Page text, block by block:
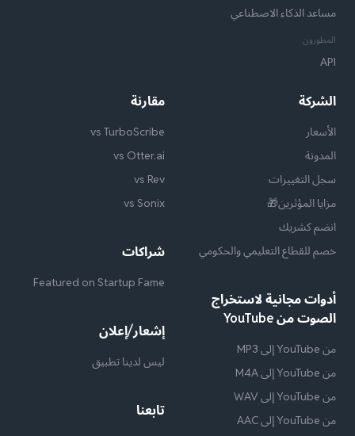
مساعد الذكاء الاصطناعي
المطورون
API
الشركة
الأسعار
المدونة
سجل التغييرات
مزايا المؤثرين🎁
انضم كشريك
خصم للقطاع التعليمي والحكومي
أدوات مجانية لاستخراج
الصوت من YouTube
من YouTube إلى MP3
من YouTube إلى M4A
من YouTube إلى WAV
من YouTube إلى AAC
مقارنة
vs TurboScribe
vs Otter.ai
vs Rev
vs Sonix
شراكات
Featured on Startup Fame
إشعار/إعلان
ليس لدينا تطبيق
تابعنا